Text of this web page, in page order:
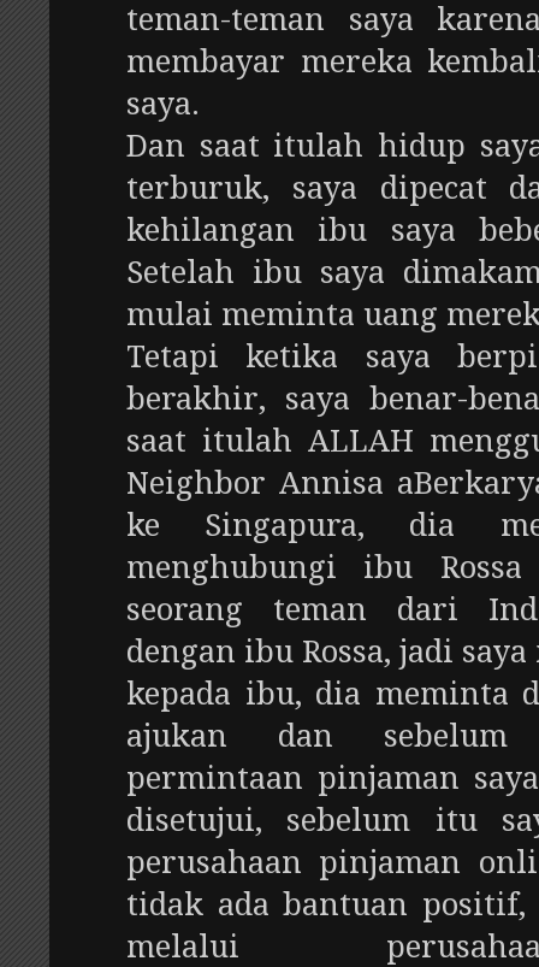
teman-teman saya
membayar mereka
saya.
Dan saat itulah hidup
terburuk, saya dipecat
kehilangan ibu saya
Setelah ibu saya
mulai meminta uang
Tetapi ketika saya
berakhir, saya benar-
saat itulah ALLAH
Neighbor Annisa
ke Singapura, dia
menghubungi ibu
seorang teman dari
dengan ibu Rossa, jadi
kepada ibu, dia meminta
ajukan dan sebelum
permintaan pinjaman
disetujui, sebelum itu
perusahaan pinjaman
tidak ada bantuan
melalui